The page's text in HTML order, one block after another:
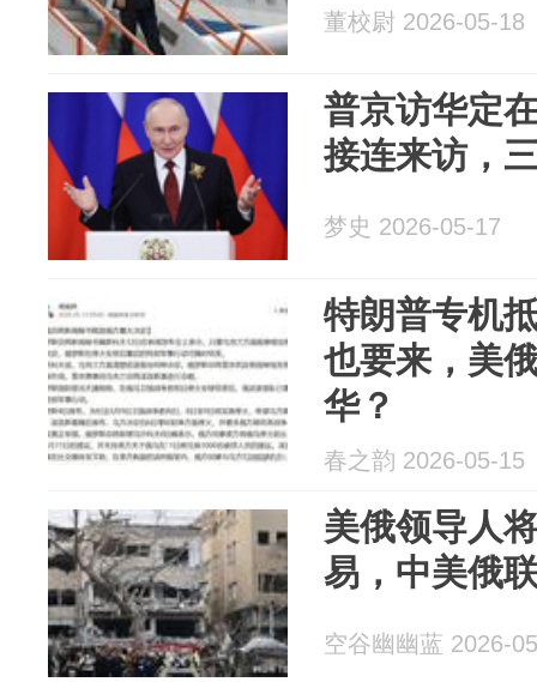
董校尉 2026-05-18
普京访华定
接连来访，
梦史 2026-05-17
特朗普专机
也要来，美
华？
春之韵 2026-05-15
美俄领导人
易，中美俄
空谷幽幽蓝 2026-